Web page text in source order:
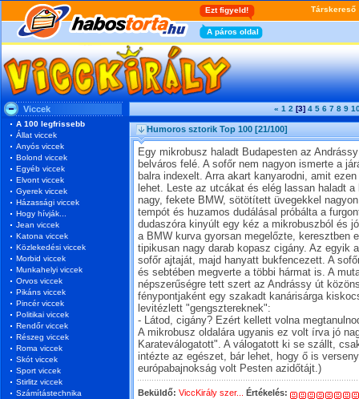
Viccek
A 100 legfrissebb
Állat viccek
Anyós viccek
Bolond viccek
Egyéb viccek
Elvont viccek
Gyerek viccek
Házassági viccek
Hogy hívják...
Jean viccek
Katona viccek
Közlekedési viccek
Morbid viccek
Munkahelyi viccek
Orvos viccek
Pikáns viccek
Pincér viccek
Politikai viccek
Rendőr viccek
Részeg viccek
Roma viccek
Skót viccek
Sport viccek
Stirlitz viccek
Számítástechnika
« 1 2 [3] 4 5 6 7 8 9
Humoros sztorik Top 100 [21/100]
Egy mikrobusz haladt Budapesten az
belváros felé. A sofőr nem nagyon ismerte a
balra indexelt. Arra akart kanyarodni, amit
lehet. Leste az utcákat és elég lassan haladt
nagy, fekete BMW, sötötített üvegekkel
tempót és huzamos dudálásal próbálta a
dudaszóra kinyúlt egy kéz a mikrobuszból és
a BMW kurva gyorsan megelőzte, keresztben
tipikusan nagy darab kopasz cigány. Az egyik
sofőr ajtaját, majd hanyatt bukfencezett. A
és sebtében megverte a többi hármat is. A
népszerűségre tett szert az Andrássy út
fénypontjaként egy szakadt kanárisárga
levitézlett "gengsztereknek":
- Látod, cigány? Ezért kellett volna
A mikrobusz oldalára ugyanis ez volt írva jó
Karateválogatott". A válogatott ki se szállt,
intézte az egészet, bár lehet, hogy ő is
európabajnokság volt Pesten azidőtájt.)
Beküldő: ViccKirály szer... Értékelés: